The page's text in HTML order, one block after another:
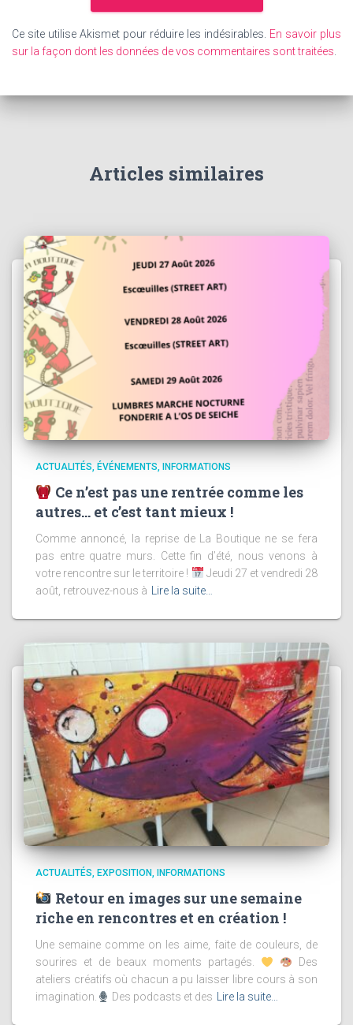
Ce site utilise Akismet pour réduire les indésirables. En savoir plus
sur la façon dont les données de vos commentaires sont traitées
Articles similaires
ACTUALITÉS ÉVÉNEMENTS INFORMATIONS
Ce n’est pas une rentrée comme les
autres… et c’est tant mieux !
Comme annoncé, la reprise de La Boutique ne se fera
pas entre quatre murs. Cette fin d’été, nous venons à
votre rencontre sur le territoire !
Jeudi 27 et vendredi 28
août, retrouvez-nous à
Lire la suite…
ACTUALITÉS EXPOSITION INFORMATIONS
Retour en images sur une semaine
riche en rencontres et en création !
Une semaine comme on les aime, faite de couleurs, de
sourires et de beaux moments partagés.
Des
ateliers créatifs où chacun a pu laisser libre cours à son
imagination.
Des podcasts et des Lire la suite…